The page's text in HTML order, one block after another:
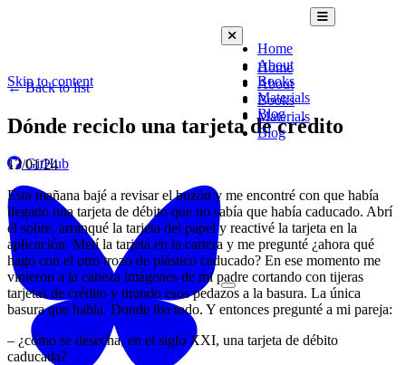
Skip to content
Home
About
Books
Materials
Blog
Open mobile
Close mobile menu
Home
About
Books
Materials
Blog
GitHub
Toggle dark mode
← Back to list
Dónde reciclo una tarjeta de crédito
13/01/24
Esta mañana bajé a revisar el buzón y me encontré con que había
llegado una tarjeta de débito que no sabía que había caducado. Abrí
el sobre, arranqué la tarjeta del papel y reactivé la tarjeta en la
aplicación. Metí la tarjeta en la cartera y me pregunté ¿ahora qué
hago con el otro trozo de plástico caducado? En ese momento me
vinieron a la cabeza imágenes de mi padre cortando con tijeras
tarjetas de crédito y tirando esos pedazos a la basura. La única
basura que había. Donde iba todo. Y entonces pregunté a mi pareja:
– ¿cómo se desecha, en el siglo XXI, una tarjeta de débito
caducada?